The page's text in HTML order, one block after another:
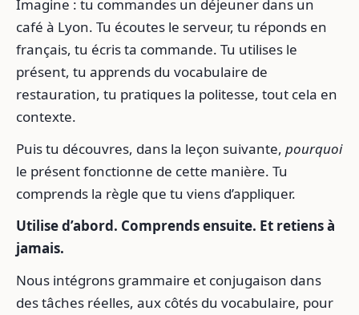
Imagine : tu commandes un déjeuner dans un
café à Lyon. Tu écoutes le serveur, tu réponds en
français, tu écris ta commande. Tu utilises le
présent, tu apprends du vocabulaire de
restauration, tu pratiques la politesse, tout cela en
contexte.
Puis tu découvres, dans la leçon suivante, pourquoi
le présent fonctionne de cette manière. Tu
comprends la règle que tu viens d’appliquer.
Utilise d’abord. Comprends ensuite. Et retiens à
jamais.
Nous intégrons grammaire et conjugaison dans
des tâches réelles, aux côtés du vocabulaire, pour